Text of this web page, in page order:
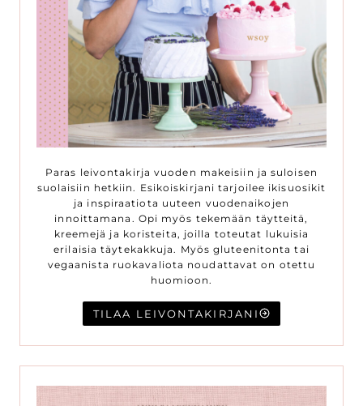
Paras leivontakirja vuoden makeisiin ja suloisen
suolaisiin hetkiin. Esikoiskirjani tarjoilee ikisuosikit
ja inspiraatiota uuteen vuodenaikojen
innoittamana. Opi myös tekemään täytteitä,
kreemejä ja koristeita, joilla toteutat lukuisia
erilaisia täytekakkuja. Myös gluteenitonta tai
vegaanista ruokavaliota noudattavat on otettu
huomioon.
TILAA LEIVONTAKIRJANI